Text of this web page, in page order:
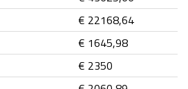
€ 22168,64
€ 1645,98
€ 2350